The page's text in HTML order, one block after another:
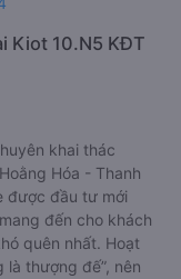
Kiot 10.N5 KĐT
khai thác
Hóa - Thanh
được đầu tư mới
đến cho khách
quên nhất. Hoạt
là thượng đế”, nên